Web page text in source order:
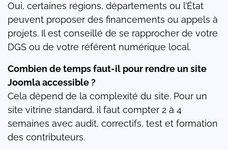
Oui, certaines régions, départements ou l’État
peuvent proposer des financements ou appels à
projets. Il est conseillé de se rapprocher de votre
DGS ou de votre référent numérique local.
Combien de temps faut-il pour rendre un site
Joomla accessible ?
Cela dépend de la complexité du site. Pour un
site vitrine standard, il faut compter 2 à 4
semaines avec audit, correctifs, test et formation
des contributeurs.